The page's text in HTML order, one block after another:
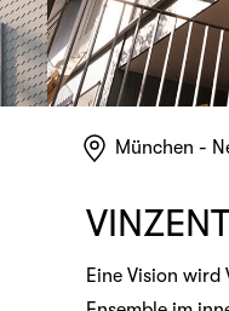
München -
Eine Vision wird